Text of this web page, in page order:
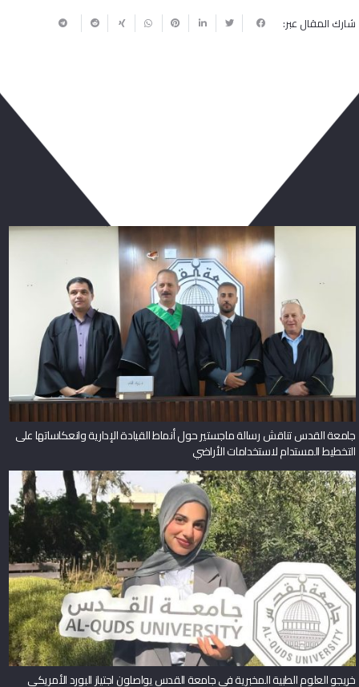
شارك المقال عبر:
جامعة القدس تناقش رسالة ماجستير حول أنماط القيادة الإدارية وانعكاساتها على
التخطيط المستدام لاستخدامات الأراضي
خريجو العلوم الطبية المخبرية في جامعة القدس يواصلون اجتياز البورد الأمريكي